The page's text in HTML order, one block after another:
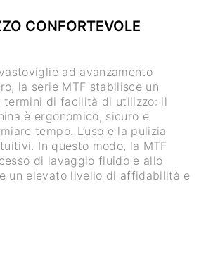
CONFORTEVOLE
ad avanzamento
la serie MTF stabilisce un
termini di facilità di utilizzo: il
è ergonomico, sicuro e
tempo. L’uso e la pulizia
In questo modo, la MTF
di lavaggio fluido e allo
un elevato livello di affidabilità e